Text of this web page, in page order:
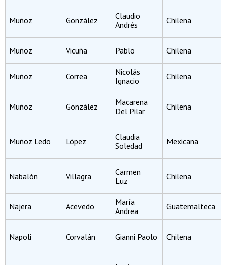
Muñoz González
Claudio
Andrés
Chilena
Muñoz Vicuña Pablo Chilena
Muñoz Correa
Nicolás
Ignacio
Chilena
Muñoz González
Macarena
Del Pilar
Chilena
Muñoz Ledo López
Claudia
Soledad
Mexicana
Nabalón Villagra
Carmen
Luz
Chilena
Najera Acevedo
María
Andrea
Guatemalteca
Napoli Corvalán Gianni Paolo Chilena